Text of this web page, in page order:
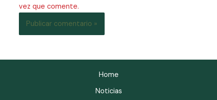
vez que comente.
Home
Noticias